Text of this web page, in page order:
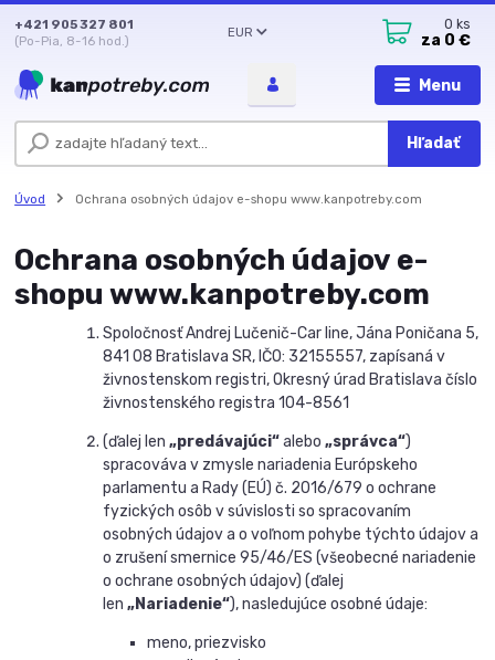
Menu
EUR
Hľadať
+421 905 327 801
(Po-Pia, 8-16 hod.)
0 ks
za 0 €
Úvod Ochrana osobných údajov e-shopu www.kanpotreby.com
Ochrana osobných údajov e-
shopu www.kanpotreby.com
Spoločnosť Andrej Lučenič-Car line, Jána Poničana 5,
841 08 Bratislava SR, IČO: 32155557, zapísaná v
živnostenskom registri, Okresný úrad Bratislava číslo
živnostenského registra 104-8561
(ďalej len„predávajúci“alebo„správca“)
spracováva v zmysle nariadenia Európskeho
parlamentu a Rady (EÚ) č. 2016/679 o ochrane
fyzických osôb v súvislosti so spracovaním
osobných údajov a o voľnom pohybe týchto údajov a
o zrušení smernice 95/46/ES (všeobecné nariadenie
o ochrane osobných údajov) (ďalej
len„Nariadenie“), nasledujúce osobné údaje:
meno, priezvisko